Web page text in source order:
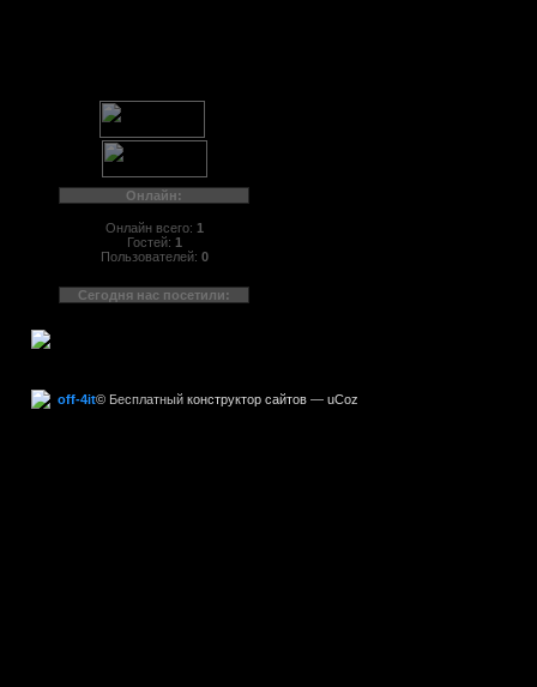
Онлайн:
Онлайн всего: 1
Гостей: 1
Пользователей: 0
Сегодня нас посетили:
off-4it© Бесплатный конструктор сайтов — uCoz